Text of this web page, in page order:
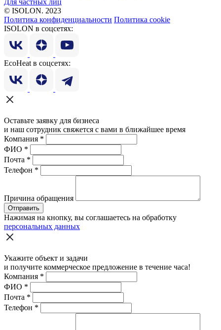
© ISOLON. 2023
Политика конфиденциальности Политика cookie
ISOLON в соцсетях:
EcoHeat в соцсетях:
Оставьте заявку для бизнеса
и наш сотрудник свяжется с вами в ближайшее время
Компания *
ФИО *
Почта *
Телефон *
Причина обращения
Отправить
Нажимая на кнопку, вы соглашаетесь на обработку
персональных данных
Укажите объект и задачи
и получите коммерческое предложение в течение часа!
Компания *
ФИО *
Почта *
Телефон *